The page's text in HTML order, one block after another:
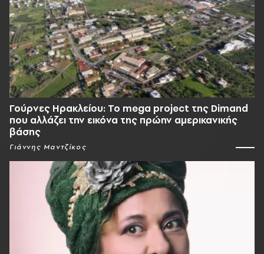
Γούρνες Ηρακλείου: To mega project της Dimand
που αλλάζει την εικόνα της πρώην αμερικανικής
βάσης
Γιάννης Μαντζίκος